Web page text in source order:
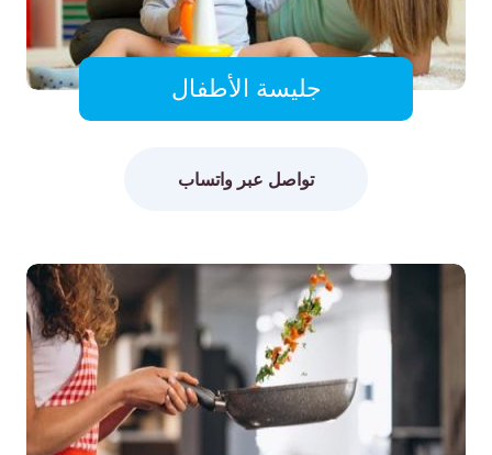
جليسة الأطفال
تواصل عبر واتساب